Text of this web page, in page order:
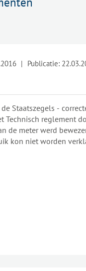
| Publicatie:
Staatszegels -
reglement door de DNB
de meter werd
kon niet worden
werden aangerekend